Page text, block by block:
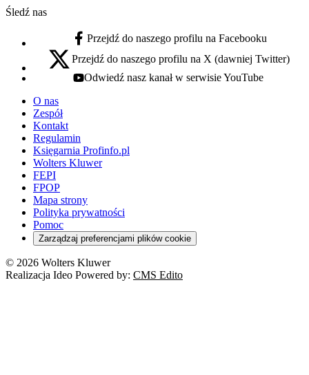
Śledź nas
facebook - otwiera się w nowej karcie
Przejdź do naszego profilu na Facebooku
x - otwiera się w nowej karcie
Przejdź do naszego profilu na X (dawniej Twitter)
youtube - otwiera się w nowej karcie
Odwiedź nasz kanał w serwisie YouTube
O nas
Zespół
Kontakt
Regulamin
Księgarnia Profinfo.pl
Wolters Kluwer
FEPI
FPOP
Mapa strony
Polityka prywatności
Pomoc
Zarządzaj preferencjami plików cookie
© 2026 Wolters Kluwer
Realizacja Ideo Powered by: CMS Edito